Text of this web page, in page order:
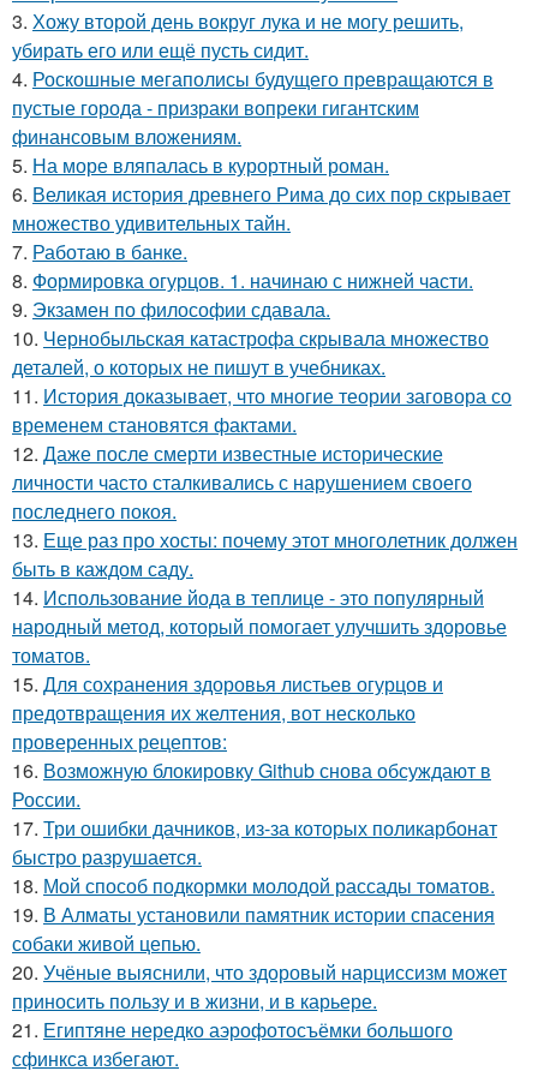
3. Хожу второй день вокруг лука и не могу решить,
убирать его или ещё пусть сидит.
4. Роскошные мегаполисы будущего превращаются в
пустые города - призраки вопреки гигантским
финансовым вложениям.
5. На море вляпалась в курортный роман.
6. Великая история древнего Рима до сих пор скрывает
множество удивительных тайн.
7. Работаю в банке.
8. Формировка огурцов. 1. начинаю с нижней части.
9. Экзамен по философии сдавала.
10. Чернобыльская катастрофа скрывала множество
деталей, о которых не пишут в учебниках.
11. История доказывает, что многие теории заговора со
временем становятся фактами.
12. Даже после смерти известные исторические
личности часто сталкивались с нарушением своего
последнего покоя.
13. Еще раз про хосты: почему этот многолетник должен
быть в каждом саду.
14. Использование йода в теплице - это популярный
народный метод, который помогает улучшить здоровье
томатов.
15. Для сохранения здоровья листьев огурцов и
предотвращения их желтения, вот несколько
проверенных рецептов:
16. Возможную блокировку Github снова обсуждают в
России.
17. Три ошибки дачников, из-за которых поликарбонат
быстро разрушается.
18. Мой способ подкормки молодой рассады томатов.
19. В Алматы установили памятник истории спасения
собаки живой цепью.
20. Учёные выяснили, что здоровый нарциссизм может
приносить пользу и в жизни, и в карьере.
21. Египтяне нередко аэрофотосъёмки большого
сфинкса избегают.